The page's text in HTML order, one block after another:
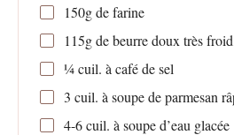
150gde farine
115gde beurre doux très
¼cuil. à café de sel
3 cuil. à soupe de parmesan
4-6cuil. à soupe d’eau glacée